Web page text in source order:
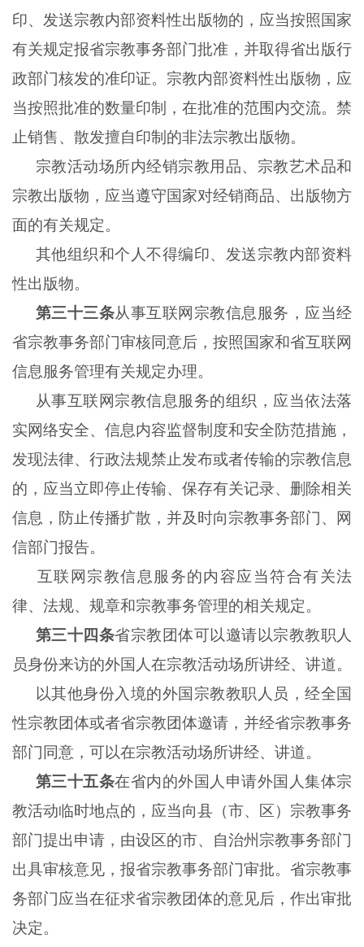
印、发送宗教内部资料性出版物的，应当按照国家
有关规定报省宗教事务部门批准，并取得省出版行
政部门核发的准印证。宗教内部资料性出版物，应
当按照批准的数量印制，在批准的范围内交流。禁
止销售、散发擅自印制的非法宗教出版物。
宗教活动场所内经销宗教用品、宗教艺术品和
宗教出版物，应当遵守国家对经销商品、出版物方
面的有关规定。
其他组织和个人不得编印、发送宗教内部资料
性出版物。
第三十三条从事互联网宗教信息服务，应当经
省宗教事务部门审核同意后，按照国家和省互联网
信息服务管理有关规定办理。
从事互联网宗教信息服务的组织，应当依法落
实网络安全、信息内容监督制度和安全防范措施，
发现法律、行政法规禁止发布或者传输的宗教信息
的，应当立即停止传输、保存有关记录、删除相关
信息，防止传播扩散，并及时向宗教事务部门、网
信部门报告。
互联网宗教信息服务的内容应当符合有关法
律、法规、规章和宗教事务管理的相关规定。
第三十四条省宗教团体可以邀请以宗教教职人
员身份来访的外国人在宗教活动场所讲经、讲道。
以其他身份入境的外国宗教教职人员，经全国
性宗教团体或者省宗教团体邀请，并经省宗教事务
部门同意，可以在宗教活动场所讲经、讲道。
第三十五条在省内的外国人申请外国人集体宗
教活动临时地点的，应当向县（市、区）宗教事务
部门提出申请，由设区的市、自治州宗教事务部门
出具审核意见，报省宗教事务部门审批。省宗教事
务部门应当在征求省宗教团体的意见后，作出审批
决定。